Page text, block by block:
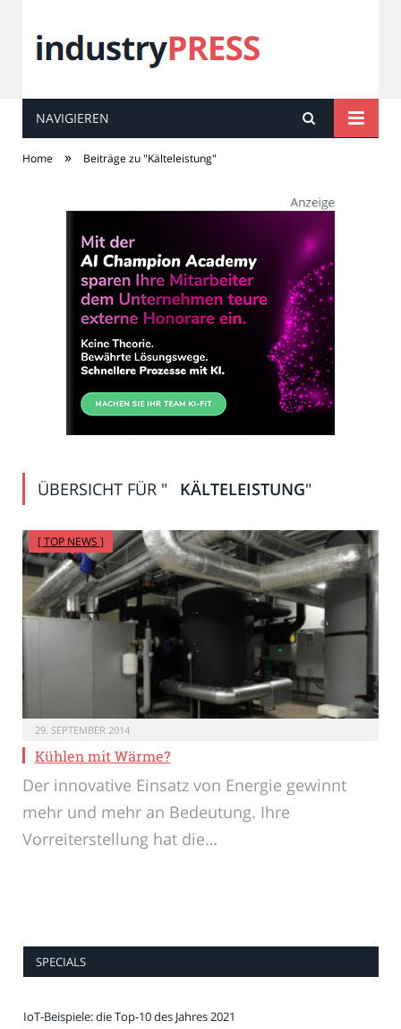
industryPRESS
NAVIGIEREN
Home » Beiträge zu "Kälteleistung"
ÜBERSICHT FÜR " KÄLTELEISTUNG"
[ TOP NEWS ]
29. SEPTEMBER 2014
Kühlen mit Wärme?
Der innovative Einsatz von Energie gewinnt
mehr und mehr an Bedeutung. Ihre
Vorreiterstellung hat die…
SPECIALS
IoT-Beispiele: die Top-10 des Jahres 2021